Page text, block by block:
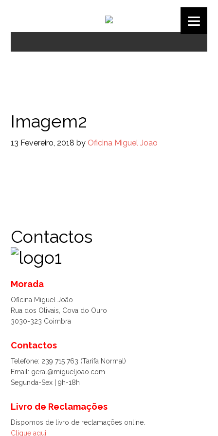
Imagem2
13 Fevereiro, 2018 by Oficina Miguel Joao
Contactos
Morada
Oficina Miguel João
Rua dos Olivais, Cova do Ouro
3030-323 Coimbra
Contactos
Telefone: 239 715 763 (Tarifa Normal)
Email: geral@migueljoao.com
Segunda-Sex | 9h-18h
Livro de Reclamações
Dispomos de livro de reclamações online.
Clique aqui